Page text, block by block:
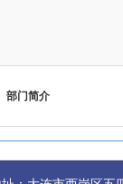
部门简介